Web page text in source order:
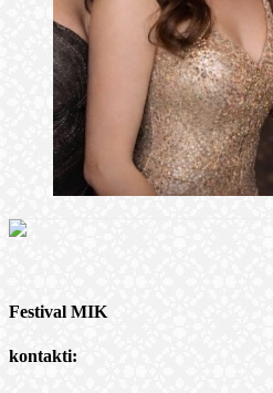
Festival MIK
kontakti: